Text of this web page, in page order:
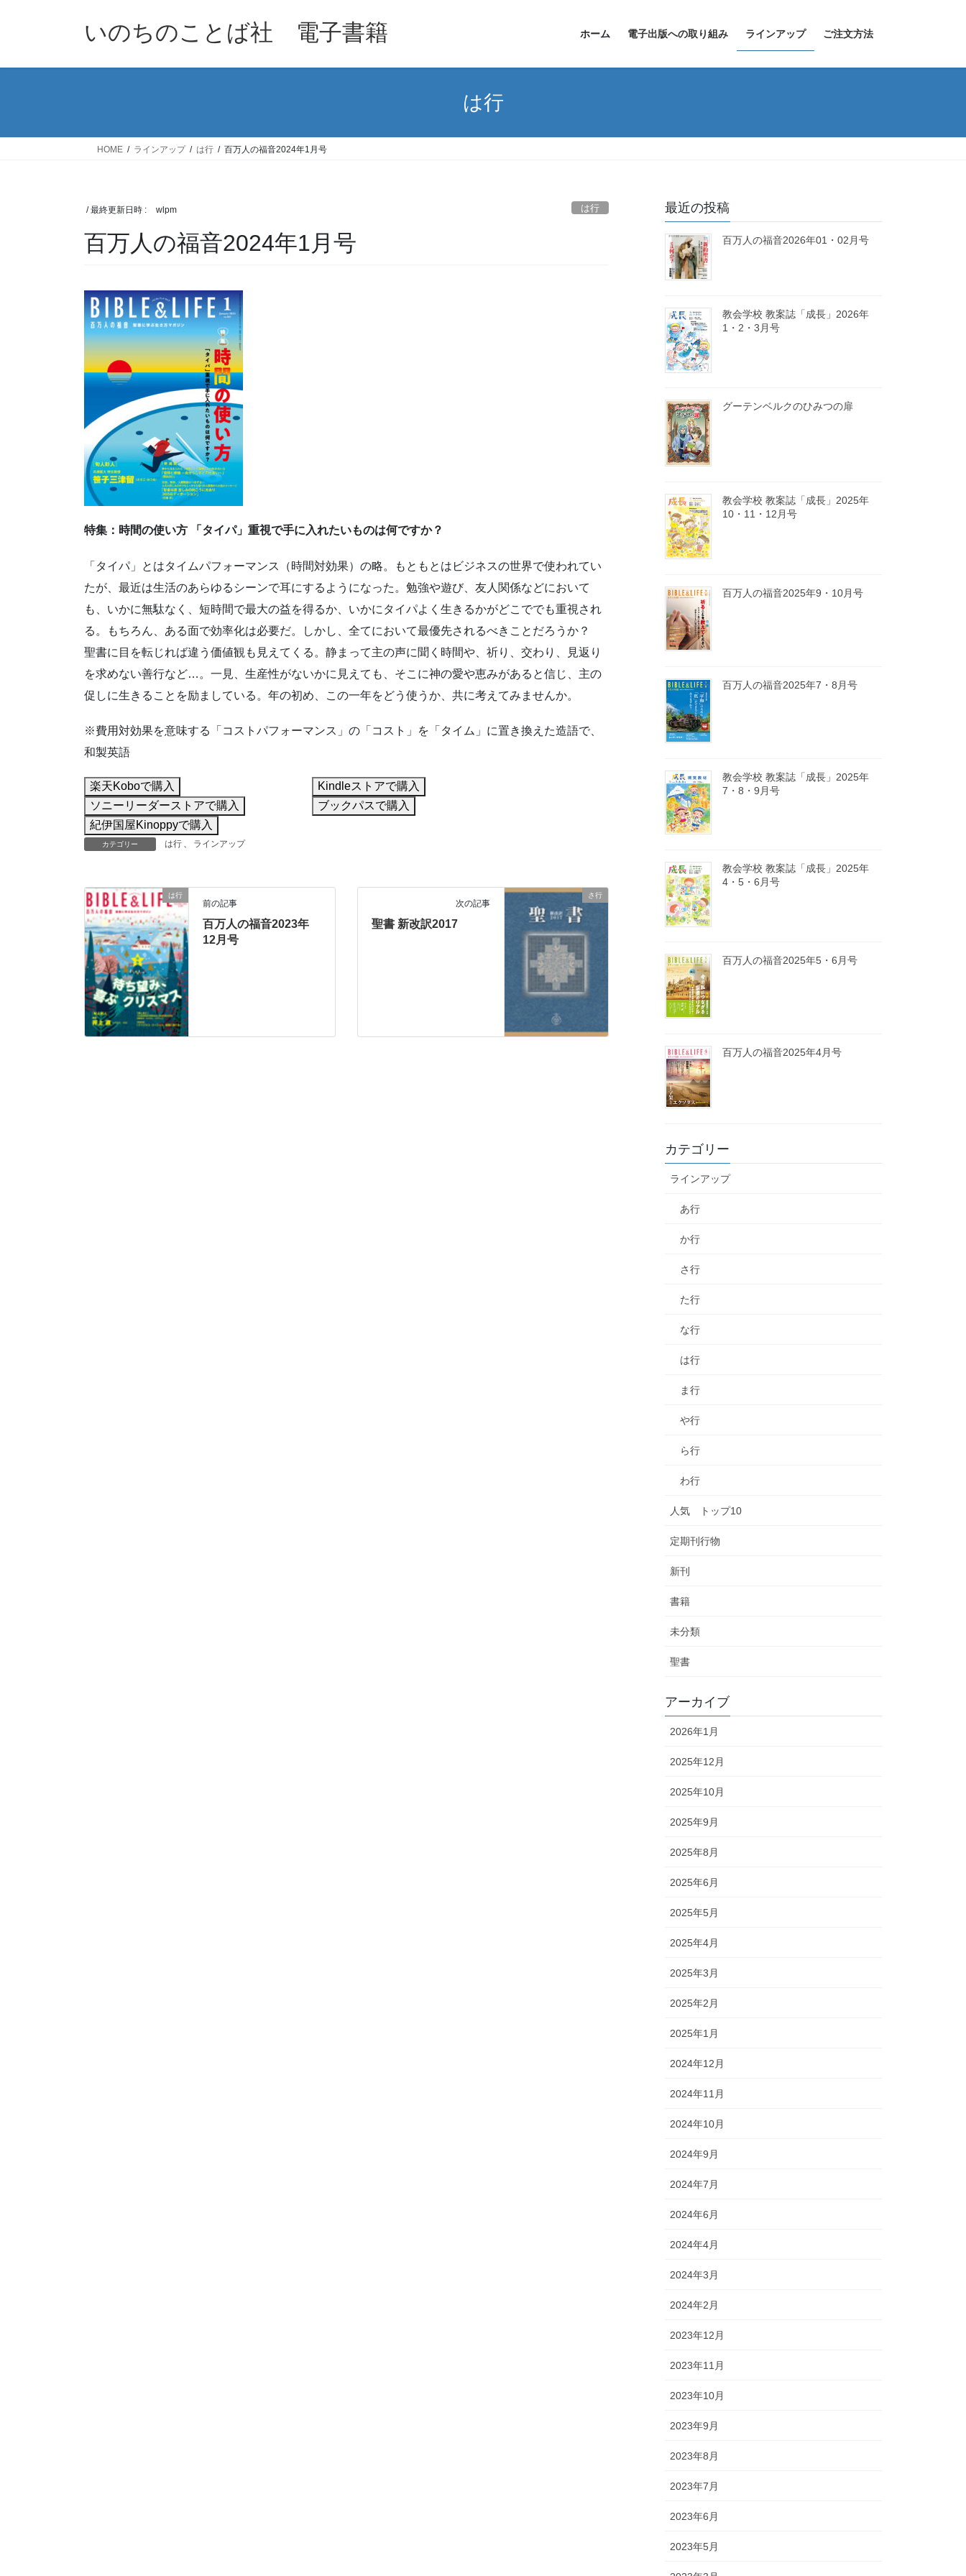
いのちのことば社 電子書籍 ホーム 電子出版への取り組み ラインアップ ご注文方法
は行
HOME ラインアップ は行 百万人の福音2024年1月号
/ 最終更新日時 : wlpm は行
百万人の福音2024年1月号
特集：時間の使い方 「タイパ」重視で手に入れたいものは何ですか？
「タイパ」とはタイムパフォーマンス（時間対効果）の略。もともとはビジネスの世界で使われてい
たが、最近は生活のあらゆるシーンで耳にするようになった。勉強や遊び、友人関係などにおいて
も、いかに無駄なく、短時間で最大の益を得るか、いかにタイパよく生きるかがどこででも重視され
る。もちろん、ある面で効率化は必要だ。しかし、全てにおいて最優先されるべきことだろうか？
聖書に目を転じれば違う価値観も見えてくる。静まって主の声に聞く時間や、祈り、交わり、見返り
を求めない善行など…。一見、生産性がないかに見えても、そこに神の愛や恵みがあると信じ、主の
促しに生きることを励ましている。年の初め、この一年をどう使うか、共に考えてみませんか。
※費用対効果を意味する「コストパフォーマンス」の「コスト」を「タイム」に置き換えた造語で、
和製英語
楽天Koboで購入
Kindleストアで購入
ソニーリーダーストアで購入
ブックパスで購入
紀伊国屋Kinoppyで購入
カテゴリー は行 、 ラインアップ
は行
前の記事
百万人の福音2023年
12月号
さ行
次の記事
聖書 新改訳2017
最近の投稿
百万人の福音2026年01・02月号
教会学校 教案誌「成長」2026年
1・2・3月号
グーテンベルクのひみつの扉
教会学校 教案誌「成長」2025年
10・11・12月号
百万人の福音2025年9・10月号
百万人の福音2025年7・8月号
教会学校 教案誌「成長」2025年
7・8・9月号
教会学校 教案誌「成長」2025年
4・5・6月号
百万人の福音2025年5・6月号
百万人の福音2025年4月号
カテゴリー
ラインアップ
あ行
か行
さ行
た行
な行
は行
ま行
や行
ら行
わ行
人気 トップ10
定期刊行物
新刊
書籍
未分類
聖書
アーカイブ
2026年1月
2025年12月
2025年10月
2025年9月
2025年8月
2025年6月
2025年5月
2025年4月
2025年3月
2025年2月
2025年1月
2024年12月
2024年11月
2024年10月
2024年9月
2024年7月
2024年6月
2024年4月
2024年3月
2024年2月
2023年12月
2023年11月
2023年10月
2023年9月
2023年8月
2023年7月
2023年6月
2023年5月